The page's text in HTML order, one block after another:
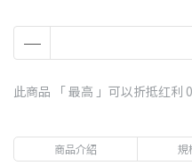
此商品 「 最高 」可以折抵红利 0
商品介紹 規